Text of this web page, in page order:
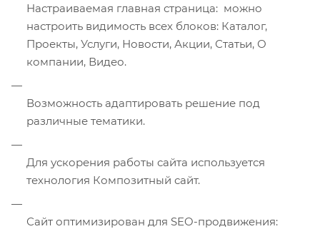
Настраиваемая главная страница: можно
настроить видимость всех блоков: Каталог,
Проекты, Услуги, Новости, Акции, Статьи, О
компании, Видео.
Возможность адаптировать решение под
различные тематики.
Для ускорения работы сайта используется
технология Композитный сайт.
Сайт оптимизирован для SEO-продвижения: